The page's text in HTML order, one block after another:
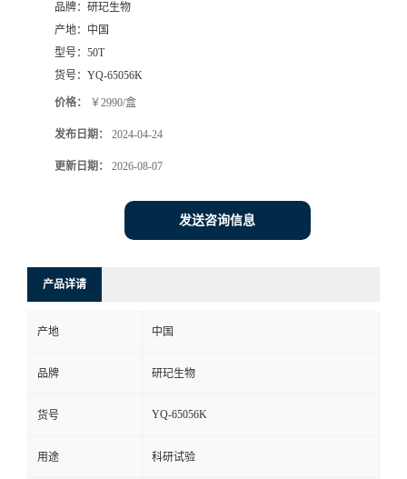
品牌： 研玘生物
产地： 中国
型号： 50T
货号： YQ-65056K
价格： ￥2990/盒
发布日期： 2024-04-24
更新日期： 2026-08-07
发送咨询信息
产品详请
产地 中国
品牌 研玘生物
货号 YQ-65056K
用途 科研试验